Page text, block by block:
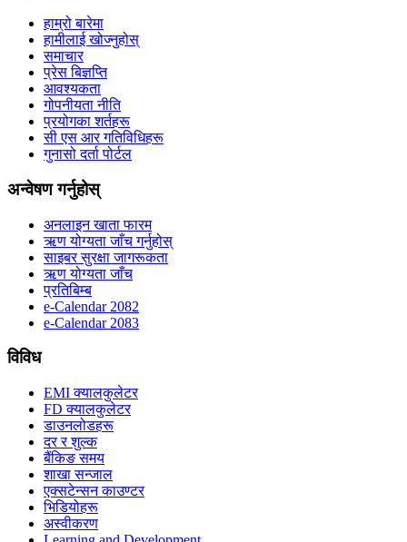
हाम्रो बारेमा
हामीलाई खोज्नुहोस्
समाचार
प्रेस बिज्ञप्ति
आवश्यकता
गोपनीयता नीति
प्रयोगका शर्तहरू
सी एस आर गतिविधिहरू
गुनासो दर्ता पोर्टल
अन्वेषण गर्नुहोस्
अनलाइन खाता फारम
ऋण योग्यता जाँच गर्नुहोस्
साइबर सुरक्षा जागरूकता
ऋण योग्यता जाँच
प्रतिबिम्ब
e-Calendar 2082
e-Calendar 2083
विविध
EMI क्यालकुलेटर
FD क्यालकुलेटर
डाउनलोडहरू
दर र शुल्क
बैंकिङ समय
शाखा सन्जाल
एक्सटेन्सन काउण्टर
भिडियोहरू
अस्वीकरण